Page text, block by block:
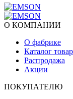
О КОМПАНИИ
О фабрике
Каталог
Распродажа
Акции
ПОКУПАТЕЛЮ